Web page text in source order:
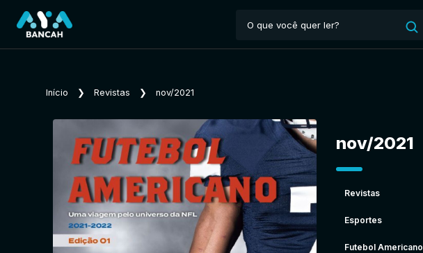
Início ❯ Revistas ❯ nov/2021
nov/2021
Revistas
Esportes
Futebol Americano